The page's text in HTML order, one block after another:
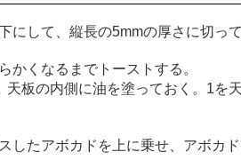
して、縦長の5mmの厚さに切っ
かくなるまでトーストする。
板の内側に油を塗っておく。1を
たアボカドを上に乗せ、アボカド